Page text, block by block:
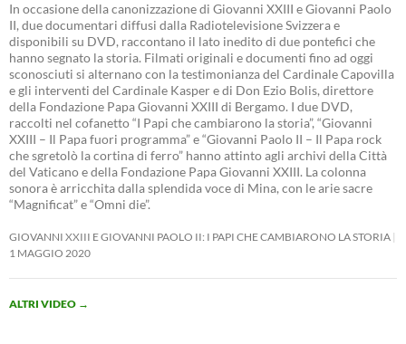
In occasione della canonizzazione di Giovanni XXIII e Giovanni Paolo
II, due documentari diffusi dalla Radiotelevisione Svizzera e
disponibili su DVD, raccontano il lato inedito di due pontefici che
hanno segnato la storia. Filmati originali e documenti fino ad oggi
sconosciuti si alternano con la testimonianza del Cardinale Capovilla
e gli interventi del Cardinale Kasper e di Don Ezio Bolis, direttore
della Fondazione Papa Giovanni XXIII di Bergamo. I due DVD,
raccolti nel cofanetto “I Papi che cambiarono la storia”, “Giovanni
XXIII – Il Papa fuori programma” e “Giovanni Paolo II – Il Papa rock
che sgretolò la cortina di ferro” hanno attinto agli archivi della Città
del Vaticano e della Fondazione Papa Giovanni XXIII. La colonna
sonora è arricchita dalla splendida voce di Mina, con le arie sacre
“Magnificat” e “Omni die”.
GIOVANNI XXIII E GIOVANNI PAOLO II: I PAPI CHE CAMBIARONO LA STORIA
1 MAGGIO 2020
ALTRI VIDEO →